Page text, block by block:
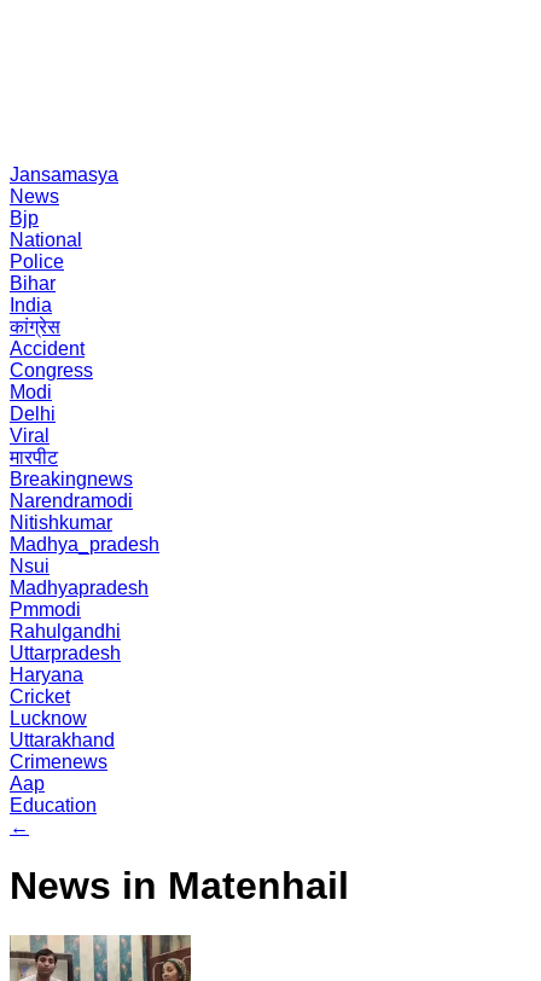
Jansamasya
News
Bjp
National
Police
Bihar
India
कांग्रेस
Accident
Congress
Modi
Delhi
Viral
मारपीट
Breakingnews
Narendramodi
Nitishkumar
Madhya_pradesh
Nsui
Madhyapradesh
Pmmodi
Rahulgandhi
Uttarpradesh
Haryana
Cricket
Lucknow
Uttarakhand
Crimenews
Aap
Education
←
News in Matenhail